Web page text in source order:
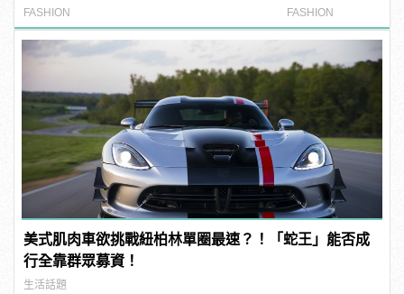
FASHION FASHION
美式肌肉車欲挑戰紐柏林單圈最速？！「蛇王」能否成
行全靠群眾募資！
生活話題